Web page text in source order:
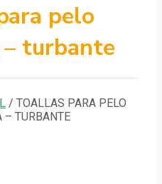
pelo
turbante
/ TOALLAS PARA PELO
– TURBANTE